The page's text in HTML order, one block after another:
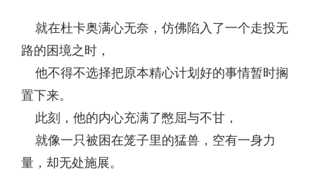
就在杜卡奥满心无奈，仿佛陷入了一个走投无
路的困境之时，
他不得不选择把原本精心计划好的事情暂时搁
置下来。
此刻，他的内心充满了憋屈与不甘，
就像一只被困在笼子里的猛兽，空有一身力
量，却无处施展。